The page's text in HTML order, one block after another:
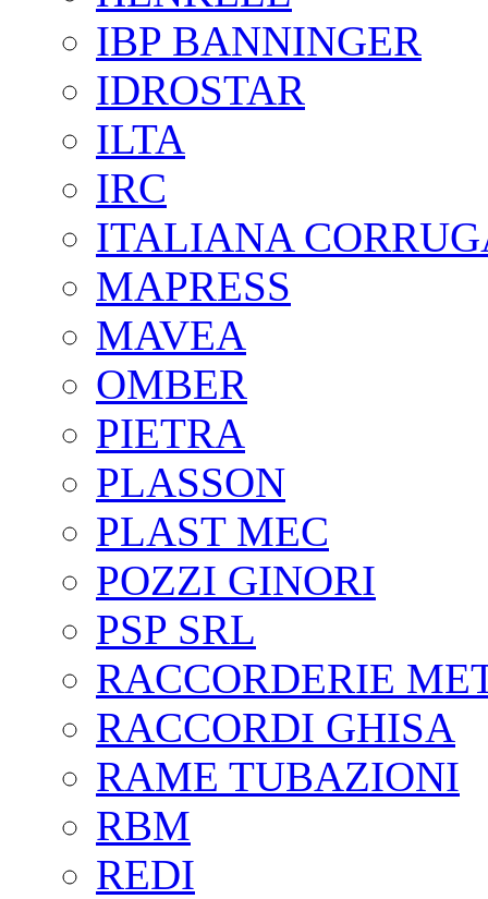
IBP BANNINGER
IDROSTAR
ILTA
IRC
ITALIANA
MAPRESS
MAVEA
OMBER
PIETRA
PLASSON
PLAST MEC
POZZI GINORI
PSP SRL
RACCORDERIE
RACCORDI GHISA
RAME TUBAZIONI
RBM
REDI